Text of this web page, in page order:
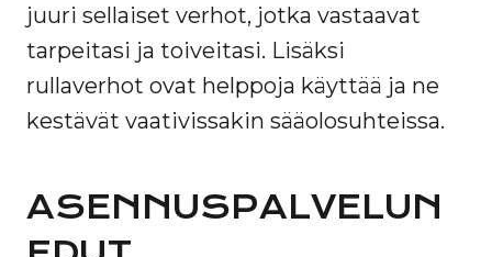
juuri sellaiset verhot, jotka vastaavat
tarpeitasi ja toiveitasi. Lisäksi
rullaverhot ovat helppoja käyttää ja ne
kestävät vaativissakin sääolosuhteissa.
ASENNUSPALVELUN